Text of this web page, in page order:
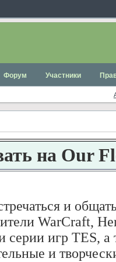
Форум Участники
на Our
и
WarCraft,
серии игр TES, а
и